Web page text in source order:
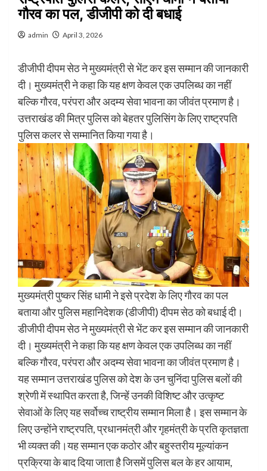
गौरव का पल, डीजीपी को दी बधाई
admin April 3, 2026
डीजीपी दीपम सेठ ने मुख्यमंत्री से भेंट कर इस सम्मान की जानकारी
दी। मुख्यमंत्री ने कहा कि यह क्षण केवल एक उपलिब्ध का नहीं
बल्कि गौरव, परंपरा और अदम्य सेवा भावना का जीवंत प्रमाण है।
उत्तराखंड की मित्र पुलिस को बेहतर पुलिसिंग के लिए राष्ट्रपति
पुलिस कलर से सम्मानित किया गया है।
मुख्यमंत्री पुष्कर सिंह धामी ने इसे प्रदेश के लिए गौरव का पल
बताया और पुलिस महानिदेशक (डीजीपी) दीपम सेठ को बधाई दी।
डीजीपी दीपम सेठ ने मुख्यमंत्री से भेंट कर इस सम्मान की जानकारी
दी। मुख्यमंत्री ने कहा कि यह क्षण केवल एक उपलिब्ध का नहीं
बल्कि गौरव, परंपरा और अदम्य सेवा भावना का जीवंत प्रमाण है।
यह सम्मान उत्तराखंड पुलिस को देश के उन चुनिंदा पुलिस बलों की
श्रेणी में स्थापित करता है, जिन्हें उनकी विशिष्ट और उत्कृष्ट
सेवाओं के लिए यह सर्वोच्च राष्ट्रीय सम्मान मिला है। इस सम्मान के
लिए उन्होंने राष्ट्रपति, प्रधानमंत्री और गृहमंत्री के प्रति कृतज्ञता
भी व्यक्त की।यह सम्मान एक कठोर और बहुस्तरीय मूल्यांकन
प्रक्रिया के बाद दिया जाता है जिसमें पुलिस बल के हर आयाम,